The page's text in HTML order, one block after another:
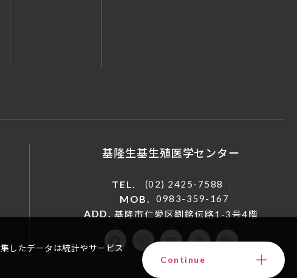
基隆生基生殖医学センター
TEL. (02) 2425-7588
MOB. 0983-359-167
ADD. 基隆市仁愛区劉銘伝路1-3号4階
したデータは統計やサービス
Continue